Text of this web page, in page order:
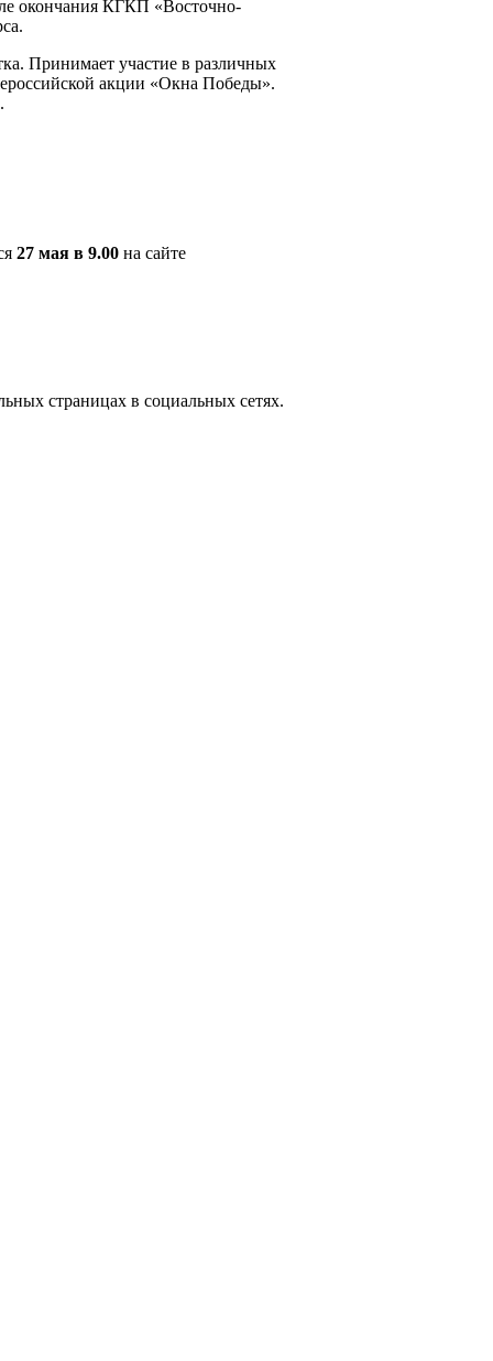
окончания КГКП «Восточно-
Принимает участие в различных
акции «Окна Победы».
27 мая в 9.00 на сайте
страницах в социальных сетях.